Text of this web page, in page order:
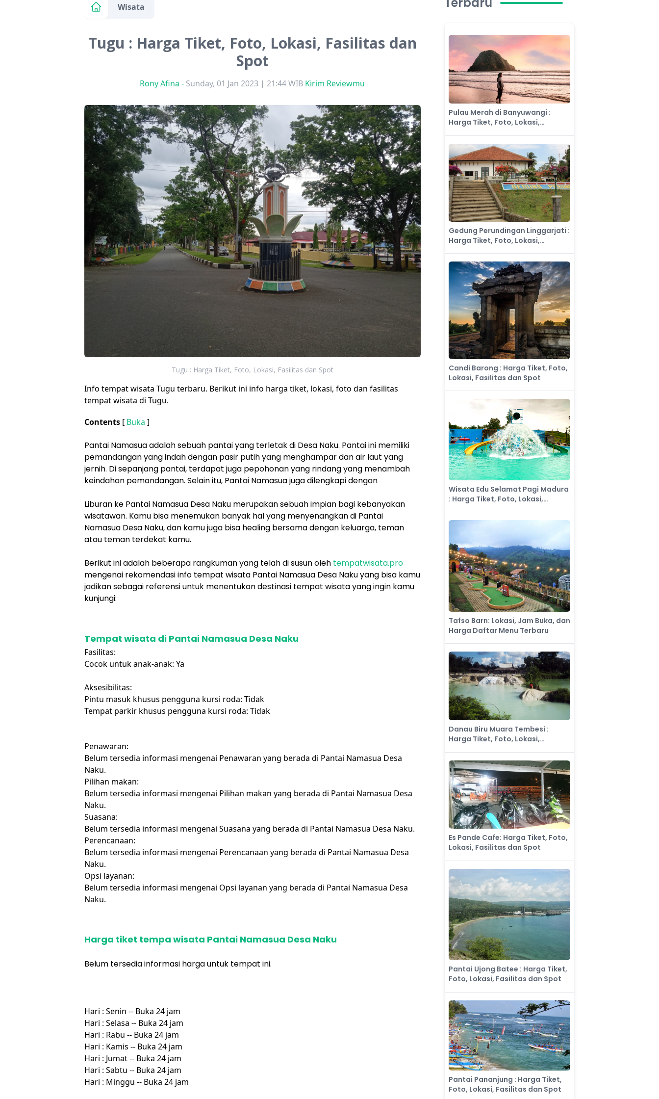
Wisata
Tugu : Harga Tiket, Foto, Lokasi, Fasilitas dan
Spot
Rony Afina - Sunday, 01 Jan 2023 | 21:44 WIB Kirim Reviewmu
Tugu : Harga Tiket, Foto, Lokasi, Fasilitas dan Spot
Info tempat wisata Tugu terbaru. Berikut ini info harga tiket, lokasi, foto dan fasilitas
tempat wisata di Tugu.
Contents [ Buka ]
Pantai Namasua adalah sebuah pantai yang terletak di Desa Naku. Pantai ini memiliki
pemandangan yang indah dengan pasir putih yang menghampar dan air laut yang
jernih. Di sepanjang pantai, terdapat juga pepohonan yang rindang yang menambah
keindahan pemandangan. Selain itu, Pantai Namasua juga dilengkapi dengan
Liburan ke Pantai Namasua Desa Naku merupakan sebuah impian bagi kebanyakan
wisatawan. Kamu bisa menemukan banyak hal yang menyenangkan di Pantai
Namasua Desa Naku, dan kamu juga bisa healing bersama dengan keluarga, teman
atau teman terdekat kamu.
Berikut ini adalah beberapa rangkuman yang telah di susun oleh tempatwisata.pro
mengenai rekomendasi info tempat wisata Pantai Namasua Desa Naku yang bisa kamu
jadikan sebagai referensi untuk menentukan destinasi tempat wisata yang ingin kamu
kunjungi:
Tempat wisata di Pantai Namasua Desa Naku
Fasilitas:
Cocok untuk anak-anak: Ya
Aksesibilitas:
Pintu masuk khusus pengguna kursi roda: Tidak
Tempat parkir khusus pengguna kursi roda: Tidak
Penawaran:
Belum tersedia informasi mengenai Penawaran yang berada di Pantai Namasua Desa
Naku.
Pilihan makan:
Belum tersedia informasi mengenai Pilihan makan yang berada di Pantai Namasua Desa
Naku.
Suasana:
Belum tersedia informasi mengenai Suasana yang berada di Pantai Namasua Desa Naku.
Perencanaan:
Belum tersedia informasi mengenai Perencanaan yang berada di Pantai Namasua Desa
Naku.
Opsi layanan:
Belum tersedia informasi mengenai Opsi layanan yang berada di Pantai Namasua Desa
Naku.
Harga tiket tempa wisata Pantai Namasua Desa Naku
Belum tersedia informasi harga untuk tempat ini.
Hari : Senin -- Buka 24 jam
Hari : Selasa -- Buka 24 jam
Hari : Rabu -- Buka 24 jam
Hari : Kamis -- Buka 24 jam
Hari : Jumat -- Buka 24 jam
Hari : Sabtu -- Buka 24 jam
Hari : Minggu -- Buka 24 jam
Pulau Merah di Banyuwangi :
Harga Tiket, Foto, Lokasi,
Gedung Perundingan Linggarjati :
Harga Tiket, Foto, Lokasi,
Candi Barong : Harga Tiket, Foto,
Lokasi, Fasilitas dan Spot
Wisata Edu Selamat Pagi Madura
: Harga Tiket, Foto, Lokasi,
Tafso Barn: Lokasi, Jam Buka, dan
Harga Daftar Menu Terbaru
Danau Biru Muara Tembesi :
Harga Tiket, Foto, Lokasi,
Es Pande Cafe: Harga Tiket, Foto,
Lokasi, Fasilitas dan Spot
Pantai Ujong Batee : Harga Tiket,
Foto, Lokasi, Fasilitas dan Spot
Pantai Pananjung : Harga Tiket,
Foto, Lokasi, Fasilitas dan Spot